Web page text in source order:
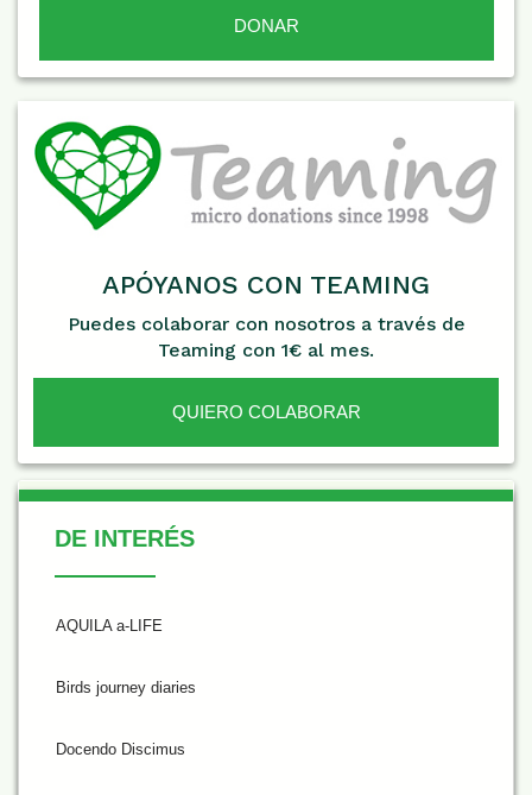
APÓYANOS CON TEAMING
Puedes colaborar con nosotros a través de
Teaming con 1€ al mes.
QUIERO COLABORAR
De Interés
DE INTERÉS
AQUILA a-LIFE
Birds journey diaries
Docendo Discimus